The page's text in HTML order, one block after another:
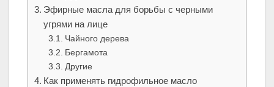
Эфирные масла для борьбы с черными
угрями на лице
Чайного дерева
Бергамота
Другие
Как применять гидрофильное масло